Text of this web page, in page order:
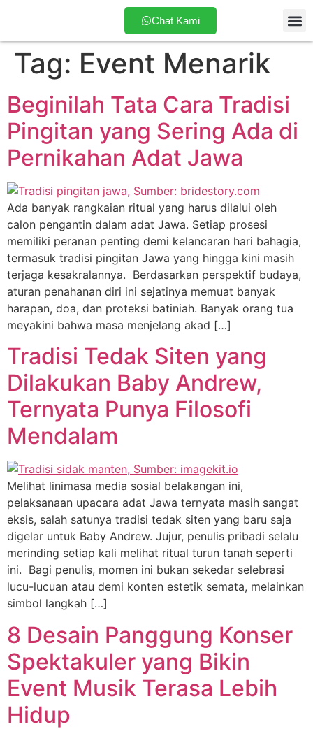
Chat Kami
Tag: Event Menarik
Beginilah Tata Cara Tradisi
Pingitan yang Sering Ada di
Pernikahan Adat Jawa
Ada banyak rangkaian ritual yang harus dilalui oleh
calon pengantin dalam adat Jawa. Setiap prosesi
memiliki peranan penting demi kelancaran hari bahagia,
termasuk tradisi pingitan Jawa yang hingga kini masih
terjaga kesakralannya. Berdasarkan perspektif budaya,
aturan penahanan diri ini sejatinya memuat banyak
harapan, doa, dan proteksi batiniah. Banyak orang tua
meyakini bahwa masa menjelang akad […]
Tradisi Tedak Siten yang
Dilakukan Baby Andrew,
Ternyata Punya Filosofi
Mendalam
Melihat linimasa media sosial belakangan ini,
pelaksanaan upacara adat Jawa ternyata masih sangat
eksis, salah satunya tradisi tedak siten yang baru saja
digelar untuk Baby Andrew. Jujur, penulis pribadi selalu
merinding setiap kali melihat ritual turun tanah seperti
ini. Bagi penulis, momen ini bukan sekedar selebrasi
lucu-lucuan atau demi konten estetik semata, melainkan
simbol langkah […]
8 Desain Panggung Konser
Spektakuler yang Bikin
Event Musik Terasa Lebih
Hidup